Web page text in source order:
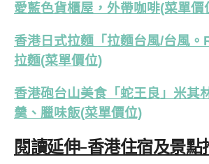
愛藍色貨櫃屋，外帶咖啡(菜單價
香港日式拉麵「拉麵台風/台風。
拉麵(菜單價位)
香港砲台山美食「蛇王良」米其
羹、臘味飯(菜單價位)
閱讀延伸-香港住宿及景點